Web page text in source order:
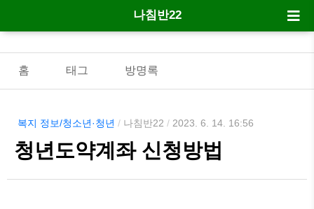
나침반22
홈 태그 방명록
복지 정보/청소년·청년 / 나침반22 / 2023. 6. 14. 16:56
청년도약계좌 신청방법